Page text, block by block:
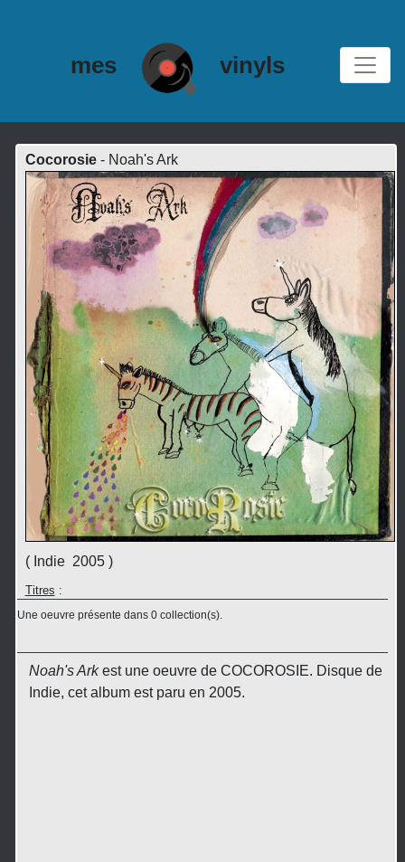
mes vinyls
Cocorosie- Noah's Ark
( Indie 2005 )
Titres :
Une oeuvre présente dans 0 collection(s).
Noah's Arkest une oeuvre de COCOROSIE. Disque de
Indie, cet album est paru en 2005.